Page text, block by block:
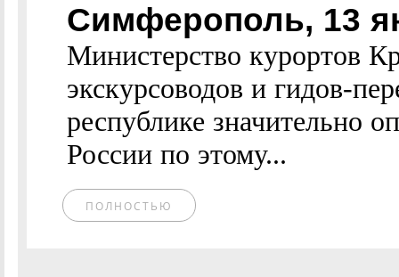
Симферополь, 13
Министерство курортов
экскурсоводов и гидов-
республике значительно
России по этому...
ПОЛНОСТЬЮ